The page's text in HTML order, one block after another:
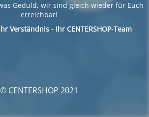
Geduld, wir sind gleich wieder für Euch
erreichbar!
Verständnis - Ihr CENTERSHOP-Team
© CENTERSHOP 2021